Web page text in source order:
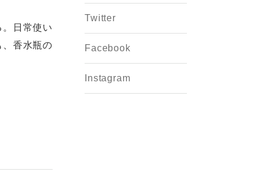
日常使い
香水瓶の
Twitter
Facebook
Instagram